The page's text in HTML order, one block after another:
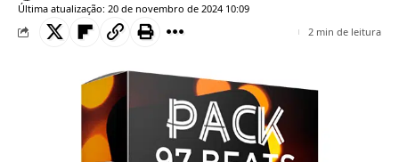
Última atualização: 20 de novembro de 2024 10:09
2 min de leitura